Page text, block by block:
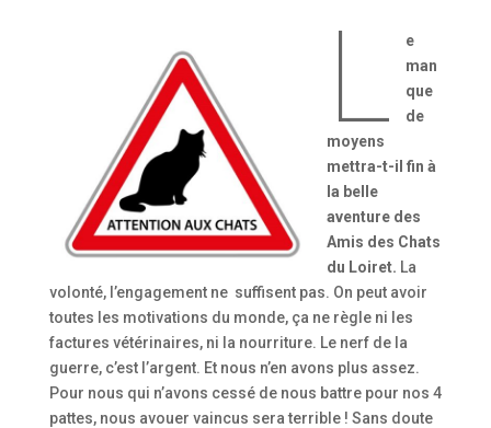
L
e
man
que
de
moyens
mettra-t-il fin à
la belle
aventure des
Amis des Chats
du Loiret. La
volonté, l’engagement ne suffisent pas. On peut avoir
toutes les motivations du monde, ça ne règle ni les
factures vétérinaires, ni la nourriture. Le nerf de la
guerre, c’est l’argent. Et nous n’en avons plus assez.
Pour nous qui n’avons cessé de nous battre pour nos 4
pattes, nous avouer vaincus sera terrible ! Sans doute